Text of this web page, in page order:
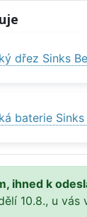
dřez Sinks
baterie
ihned k
10.8., u vás